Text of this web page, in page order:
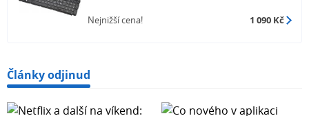
Nejnižší cena! 1 090 Kč
Články odjinud